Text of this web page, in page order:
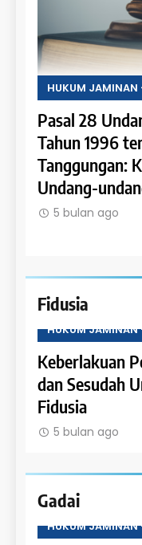
HUKUM
Pasal 27
Tahun 1996
Penerapan
Rumah
5 bulan ago
Fidusia
Sebelum
HUKUM
Fidusia
5 bulan
Gadai
HUKUM